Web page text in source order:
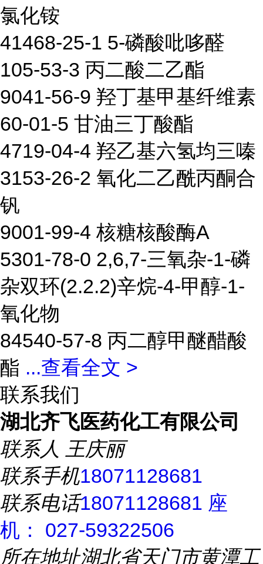
氯化铵
41468-25-1 5-磷酸吡哆醛
105-53-3 丙二酸二乙酯
9041-56-9 羟丁基甲基纤维素
60-01-5 甘油三丁酸酯
4719-04-4 羟乙基六氢均三嗪
3153-26-2 氧化二乙酰丙酮合
钒
9001-99-4 核糖核酸酶A
5301-78-0 2,6,7-三氧杂-1-磷
杂双环(2.2.2)辛烷-4-甲醇-1-
氧化物
84540-57-8 丙二醇甲醚醋酸
酯 ...查看全文 >
联系我们
湖北齐飞医药化工有限公司
联系人 王庆丽
联系手机18071128681
联系电话18071128681 座
机： 027-59322506
所在地址湖北省天门市黄潭工